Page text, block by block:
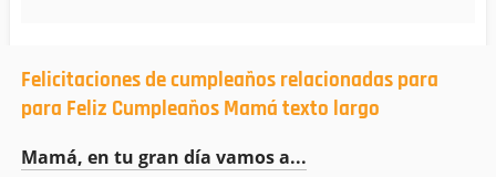
Felicitaciones de cumpleaños relacionadas para
para Feliz Cumpleaños Mamá texto largo
Mamá, en tu gran día vamos a...